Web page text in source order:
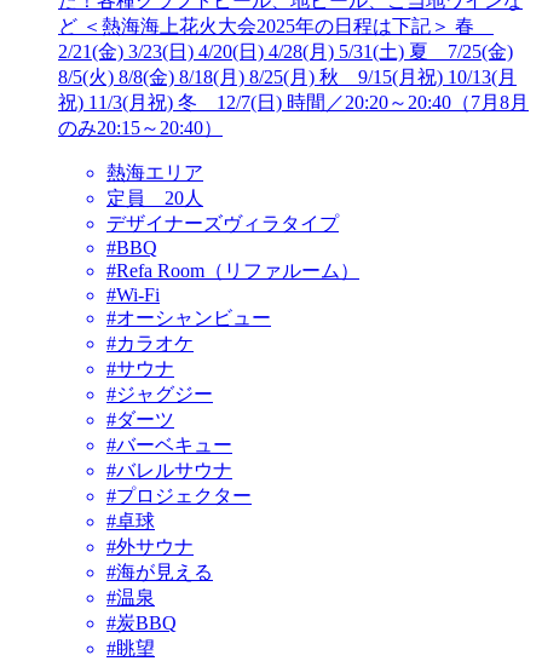
ど ＜熱海海上花火大会2025年の日程は下記＞ 春
2/21(金) 3/23(日) 4/20(日) 4/28(月) 5/31(土) 夏 7/25(金)
8/5(火) 8/8(金) 8/18(月) 8/25(月) 秋 9/15(月祝) 10/13(月
祝) 11/3(月祝) 冬 12/7(日) 時間／20:20～20:40（7月8月
のみ20:15～20:40）
熱海エリア
定員 20人
デザイナーズヴィラタイプ
#BBQ
#Refa Room（リファルーム）
#Wi-Fi
#オーシャンビュー
#カラオケ
#サウナ
#ジャグジー
#ダーツ
#バーベキュー
#バレルサウナ
#プロジェクター
#卓球
#外サウナ
#海が見える
#温泉
#炭BBQ
#眺望